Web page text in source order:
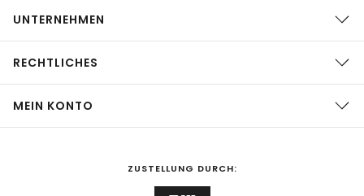
UNTERNEHMEN
RECHTLICHES
MEIN KONTO
ZUSTELLUNG DURCH: